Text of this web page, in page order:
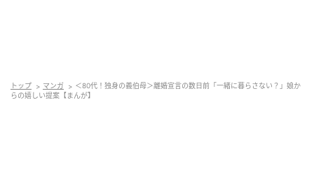
トップ マンガ
＜80代！独身の義伯母＞離婚宣言の数日前「一緒に暮らさない？」娘か
らの嬉しい提案【まんが】